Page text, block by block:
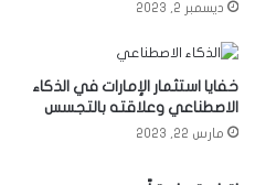
ديسمبر 2, 2023
خفايا استثمار الإمارات في الذكاء
الاصطناعي وعلاقته بالتجسس
مارس 22, 2023